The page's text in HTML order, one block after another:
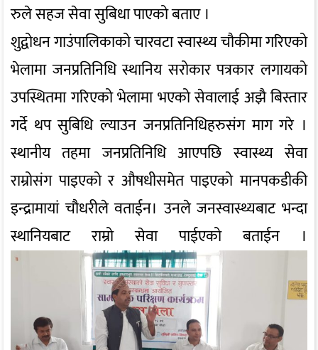
रुले सहज सेवा सुबिधा पाएको बताए ।
शुद्वोधन गाउंपालिकाको चारवटा स्वास्थ्य चौकीमा गरिएको
भेलामा जनप्रतिनिधि स्थानिय सरोकार पत्रकार लगायको
उपस्थितमा गरिएको भेलामा भएको सेवालाई अझै बिस्तार
गर्दे थप सुबिधि ल्याउन जनप्रतिनिधिहरुसंग माग गरे ।
स्थानीय तहमा जनप्रतिनिधि आएपछि स्वास्थ्य सेवा
राम्रोसंग पाइएको र औषधीसमेत पाइएको मानपकडीकी
इन्द्रामायां चौधरीले वताईन। उनले जनस्वास्थ्यबाट भन्दा
स्थानियबाट राम्रो सेवा पाईएको बताईन ।